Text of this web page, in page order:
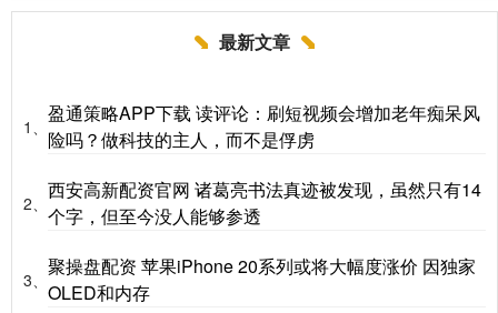
最新文章
1、
盈通策略APP下载 读评论：刷短视频会增加老年痴呆风
险吗？做科技的主人，而不是俘虏
2、
西安高新配资官网 诸葛亮书法真迹被发现，虽然只有14
个字，但至今没人能够参透
3、
聚操盘配资 苹果iPhone 20系列或将大幅度涨价 因独家
OLED和内存